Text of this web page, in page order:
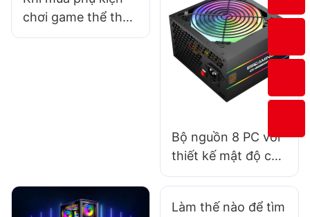
chơi game thể thao
điện tử từ nhà sản
Bộ nguồn 8 PC với
thiết kế mật độ cao
dành cho không
Làm thế nào để tìm